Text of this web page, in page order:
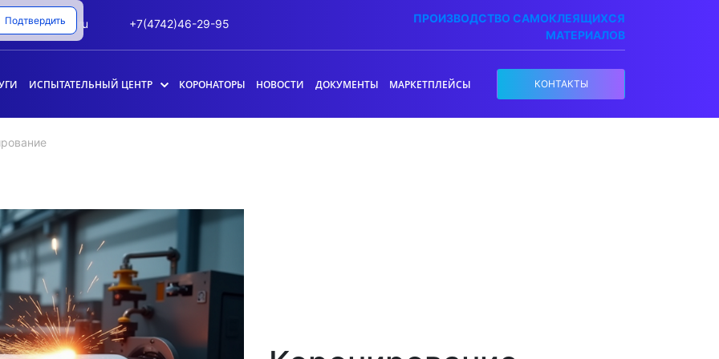
info@likk.ru +7(4742)46-29-95
ПРОИЗВОДСТВО САМОКЛЕЯЩИХСЯ
МАТЕРИАЛОВ
ИСПЫТАТЕЛЬНЫЙ ЦЕНТР КОРОНАТОРЫ НОВОСТИ ДОКУМЕНТЫ МАРКЕТПЛЕЙСЫ КОНТАКТЫ
Подтвердить